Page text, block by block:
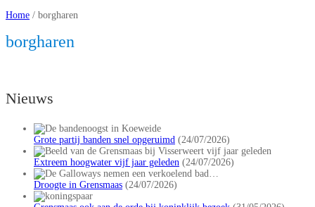
Home / borgharen
borgharen
Nieuws
Grote partij banden snel opgeruimd (24/07/2026)
Extreem hoogwater vijf jaar geleden (24/07/2026)
Droogte in Grensmaas (24/07/2026)